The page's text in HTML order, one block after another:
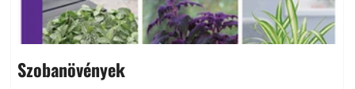
Szobanövények